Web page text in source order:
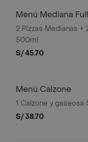
Menú Mediana Full
2 Pizzas Medianas +
500ml
S/ 45.70
Menú Calzone
1 Calzone y gaseosa
S/ 38.70